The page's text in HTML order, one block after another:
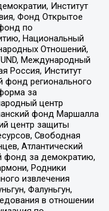
Институт
Фонд Открытое
по
Национальный
Отношений,
Международный
Россия, Институт
фонд регионального
за
центр
фонд Маршалла
центр защиты
Свободная
Атлантический
фонд за демократию,
Родники
извлечения
Фалуньгун,
в отношении